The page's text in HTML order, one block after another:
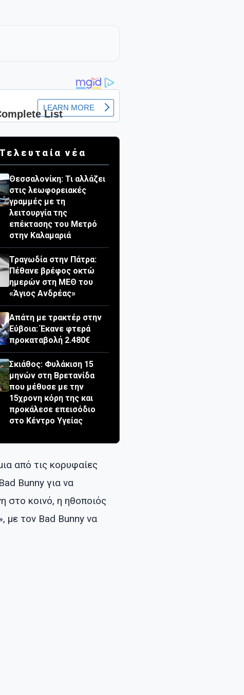
Τελευταία νέα
Θεσσαλονίκη: Τι αλλάζει
στις λεωφορειακές
γραμμές με τη
λειτουργία της
επέκτασης του Μετρό
στην Καλαμαριά
Τραγωδία στην Πάτρα:
Πέθανε βρέφος οκτώ
ημερών στη ΜΕΘ του
«Άγιος Ανδρέας»
Απάτη με τρακτέρ στην
Εύβοια: Έκανε φτερά
προκαταβολή 2.480€
Σκιάθος: Φυλάκιση 15
μηνών στη Βρετανίδα
που μέθυσε με την
15χρονη κόρη της και
προκάλεσε επεισόδιο
στο Κέντρο Υγείας
από τις κορυφαίες
Bunny για να
στο κοινό, η ηθοποιός
με τον Bad Bunny να